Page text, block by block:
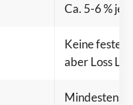
Ca. 5-6 % je
Keine feste
aber Loss
Mindestens